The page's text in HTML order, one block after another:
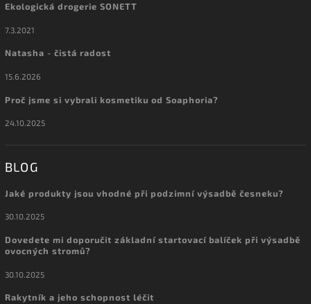
Ekologická drogerie SONETT
7.3.2021
Natasha - čistá radost
15.6.2026
Proč jsme si vybrali kosmetiku od Soaphoria?
24.10.2025
BLOG
Jaké produkty jsou vhodné při podzimní výsadbě česneku?
30.10.2025
Dovedete mi doporučit základní startovací balíček při výsadbě
ovocných stromů?
30.10.2025
Rakytník a jeho schopnost léčit